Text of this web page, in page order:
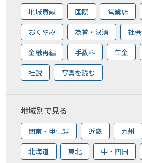
地域貢献 国際 営業店
おくやみ 為替・決済 社会
金融再編 手数料 年金
社説 写真を読む
地域別で見る
関東・甲信越 近畿 九州
北海道 東北 中・四国